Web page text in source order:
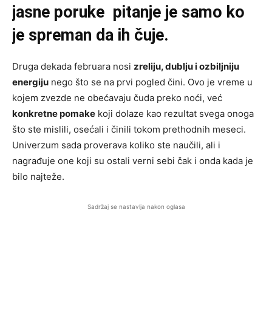
jasne poruke pitanje je samo ko
je spreman da ih čuje.
Druga dekada februara nosi zreliju, dublju i ozbiljniju
energiju nego što se na prvi pogled čini. Ovo je vreme u
kojem zvezde ne obećavaju čuda preko noći, već
konkretne pomake koji dolaze kao rezultat svega onoga
što ste mislili, osećali i činili tokom prethodnih meseci.
Univerzum sada proverava koliko ste naučili, ali i
nagrađuje one koji su ostali verni sebi čak i onda kada je
bilo najteže.
Sadržaj se nastavlja nakon oglasa